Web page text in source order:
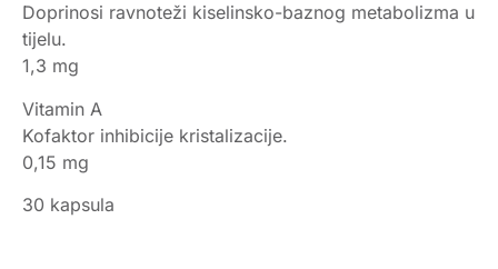
Doprinosi ravnoteži kiselinsko-baznog metabolizma u
tijelu.
1,3 mg
Vitamin A
Kofaktor inhibicije kristalizacije.
0,15 mg
30 kapsula